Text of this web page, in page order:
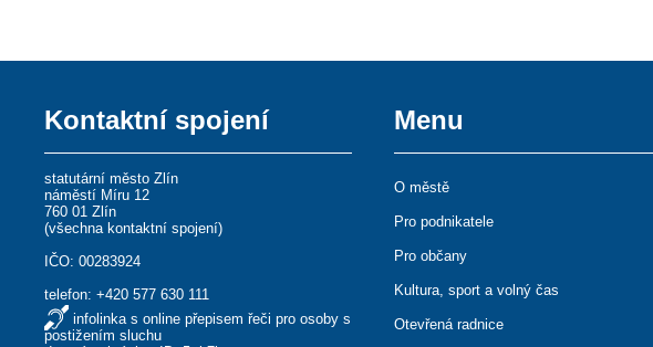
Kontaktní spojení
statutární město Zlín
náměstí Míru 12
760 01 Zlín
(všechna kontaktní spojení)
IČO: 00283924
telefon:+420 577 630 111
infolinka s online přepisem řeči pro osoby s
postižením sluchu
Menu
O městě
Pro podnikatele
Pro občany
Kultura, sport a volný čas
Otevřená radnice